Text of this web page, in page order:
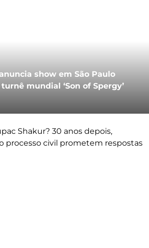
show em São Paulo
mundial ‘Son of Spergy’